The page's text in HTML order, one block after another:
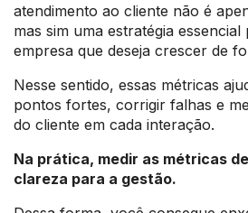
atendimento ao cliente não é
mas sim uma estratégia
empresa que deseja crescer de
Nesse sentido, essas métricas
pontos fortes, corrigir falhas e
do cliente em cada interação.
Na prática, medir as métricas
clareza para a gestão.